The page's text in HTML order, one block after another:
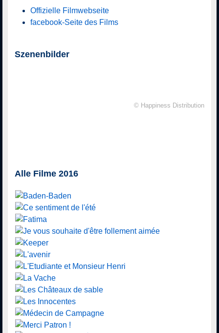
Offizielle Filmwebseite
facebook-Seite des Films
Szenenbilder
© Happiness Distribution
Alle Filme 2016